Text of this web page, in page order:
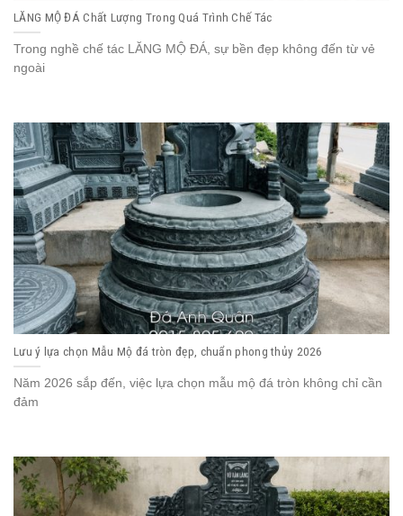
LĂNG MỘ ĐÁ Chất Lượng Trong Quá Trình Chế Tác
Trong nghề chế tác LĂNG MỘ ĐÁ, sự bền đẹp không đến từ vẻ
ngoài
Lưu ý lựa chọn Mẫu Mộ đá tròn đẹp, chuẩn phong thủy 2026
Năm 2026 sắp đến, việc lựa chọn mẫu mộ đá tròn không chỉ cần
đảm